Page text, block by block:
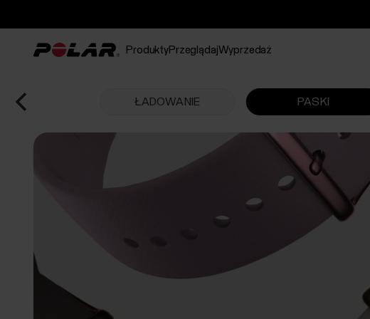
ProduktyPrzeglądajWyprzedaż
ŁADOWANIE PASKI